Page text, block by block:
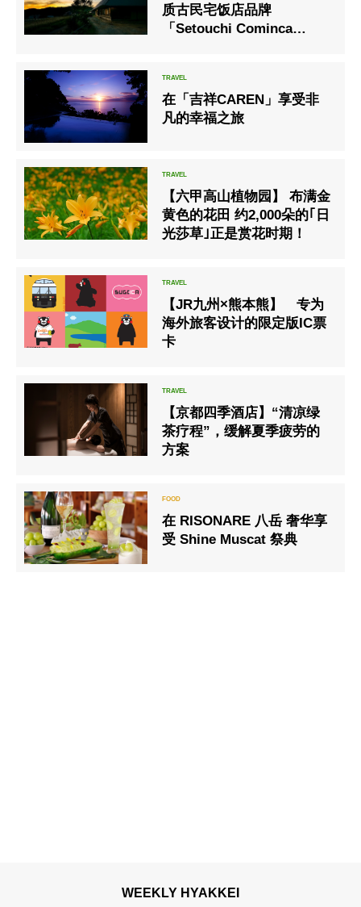
质古民宅饭店品牌
「Setouchi Cominca
在「吉祥CAREN」享受非
凡的幸福之旅
【六甲高山植物园】 布满金
黄色的花田 约2,000朵的｢日
光莎草｣正是赏花时期！
【JR九州×熊本熊】 专为
海外旅客设计的限定版IC票
卡
【京都四季酒店】“清凉绿
茶疗程”，缓解夏季疲劳的
方案
在 RISONARE 八岳 奢华享
受 Shine Muscat 祭典
WEEKLY HYAKKEI